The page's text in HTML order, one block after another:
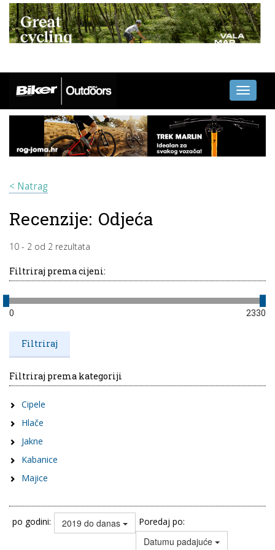
Toggle
< Natrag
Recenzije: Odjeća
10 - 2 od 2 rezultata
Filtriraj prema cijeni:
0 2330
Filtriraj prema kategoriji
Cipele
Hlače
Jakne
Kabanice
Majice
po godini: 2019 do danas Poredaj po:
Datumu padajuće